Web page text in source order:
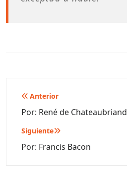
Navegación
de
entradas
Anterior
Por: René de Chateaubriand
Siguiente
Por: Francis Bacon